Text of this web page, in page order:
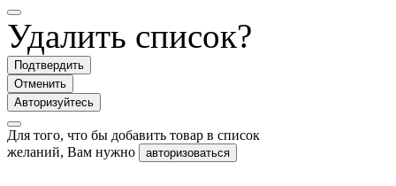
Удалить список?
Подтвердить
Отменить
Авторизуйтесь
Для того, что бы добавить товар в список
желаний, Вам нужно
авторизоваться